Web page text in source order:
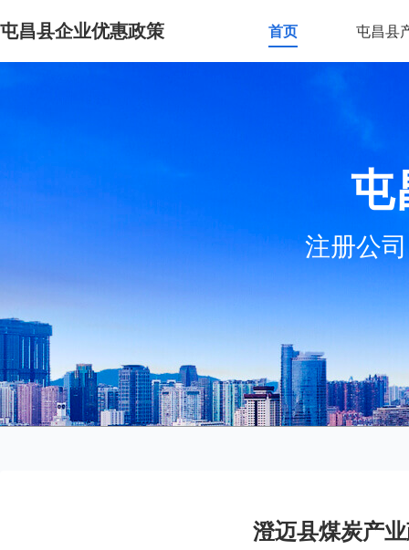
屯昌县企业优惠政策 首页 屯昌县
屯
注册公
澄迈县煤炭产